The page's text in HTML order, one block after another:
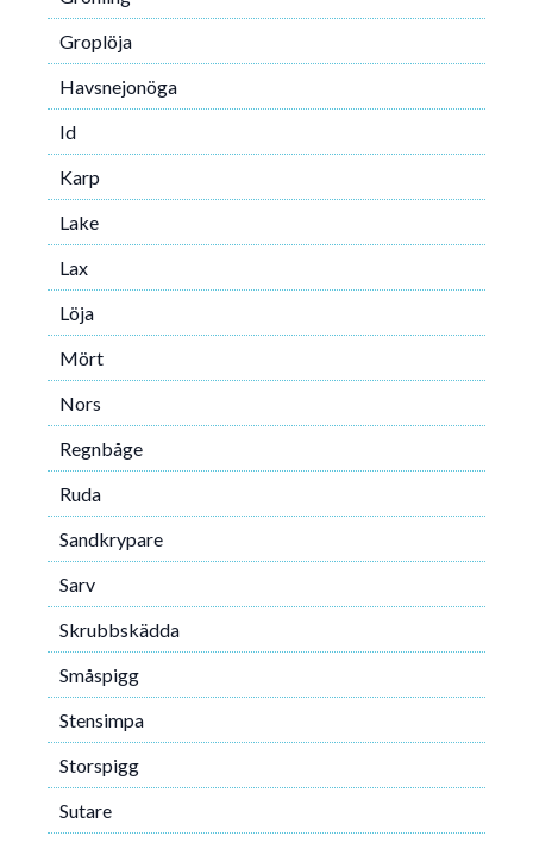
Groplöja
Havsnejonöga
Id
Karp
Lake
Lax
Löja
Mört
Nors
Regnbåge
Ruda
Sandkrypare
Sarv
Skrubbskädda
Småspigg
Stensimpa
Storspigg
Sutare